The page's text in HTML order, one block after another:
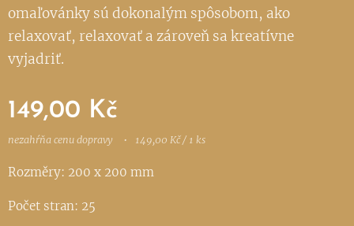
omaľovánky sú dokonalým spôsobom, ako
relaxovať, relaxovať a zároveň sa kreatívne
vyjadriť.
149,00 Kč
nezahŕňa cenu dopravy 149,00 Kč / 1 ks
Rozměry: 200 x 200 mm
Počet stran: 25